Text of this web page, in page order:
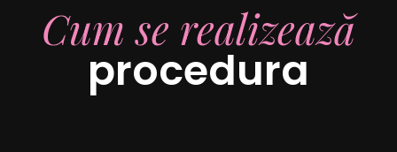
Cum se realizează
procedura